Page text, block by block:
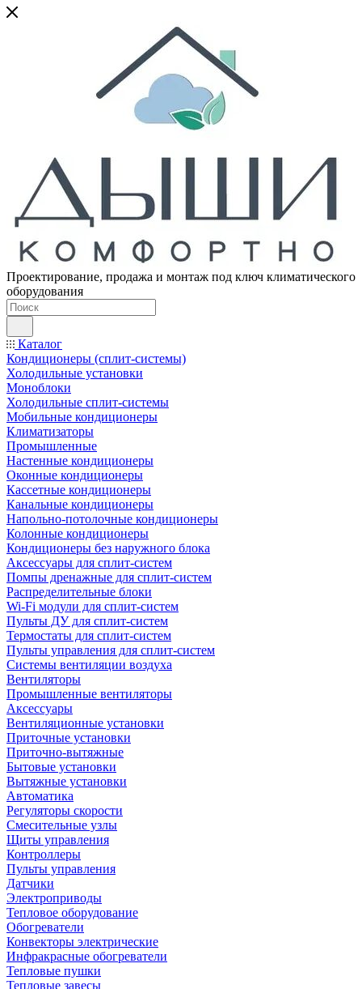
Проектирование, продажа и монтаж под ключ климатического
оборудования
Каталог
Кондиционеры (сплит-системы)
Холодильные установки
Моноблоки
Холодильные сплит-системы
Мобильные кондиционеры
Климатизаторы
Промышленные
Настенные кондиционеры
Оконные кондиционеры
Кассетные кондиционеры
Канальные кондиционеры
Напольно-потолочные кондиционеры
Колонные кондиционеры
Кондиционеры без наружного блока
Аксессуары для сплит-систем
Помпы дренажные для сплит-систем
Распределительные блоки
Wi-Fi модули для сплит-систем
Пульты ДУ для сплит-систем
Термостаты для сплит-систем
Пульты управления для сплит-систем
Системы вентиляции воздуха
Вентиляторы
Промышленные вентиляторы
Аксессуары
Вентиляционные установки
Приточные установки
Приточно-вытяжные
Бытовые установки
Вытяжные установки
Автоматика
Регуляторы скорости
Смесительные узлы
Щиты управления
Контроллеры
Пульты управления
Датчики
Электроприводы
Тепловое оборудование
Обогреватели
Конвекторы электрические
Инфракрасные обогреватели
Тепловые пушки
Тепловые завесы